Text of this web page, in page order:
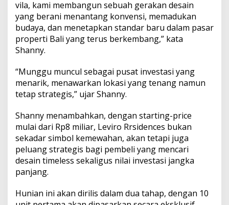
vila, kami membangun sebuah gerakan desain
yang berani menantang konvensi, memadukan
budaya, dan menetapkan standar baru dalam pasar
properti Bali yang terus berkembang,” kata
Shanny.
“Munggu muncul sebagai pusat investasi yang
menarik, menawarkan lokasi yang tenang namun
tetap strategis,” ujar Shanny.
Shanny menambahkan, dengan starting-price
mulai dari Rp8 miliar, Leviro Rrsidences bukan
sekadar simbol kemewahan, akan tetapi juga
peluang strategis bagi pembeli yang mencari
desain timeless sekaligus nilai investasi jangka
panjang.
Hunian ini akan dirilis dalam dua tahap, dengan 10